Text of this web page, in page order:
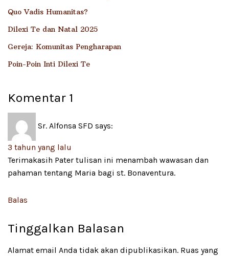
Quo Vadis Humanitas?
Dilexi Te dan Natal 2025
Gereja: Komunitas Pengharapan
Poin-Poin Inti Dilexi Te
Komentar 1
Sr. Alfonsa SFD says:
3 tahun yang lalu
Terimakasih Pater tulisan ini menambah wawasan dan
pahaman tentang Maria bagi st. Bonaventura.
Balas
Tinggalkan Balasan
Alamat email Anda tidak akan dipublikasikan. Ruas yang